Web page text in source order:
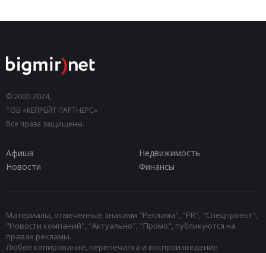
© 2000-2024,
ТОВ «КЕПРЕЙТ ПАРТНЕРС».
Все права защищены.
Афиша
Недвижимость
Новости
Финансы
Материалы, отмеченные знаками "Реклама", "PR", "Спецпроект",
"Новости компаний", "Актуально", "Промо", публикуются на
правах рекламы.
Любое копирование, перепечатка и воспроизведение